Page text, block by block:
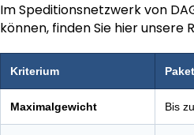
Im Speditionsnetzwerk von
können, finden Sie hier
Kriterium
Maximalgewicht Bis